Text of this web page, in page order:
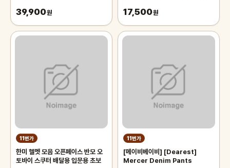
39,900원 17,500원
11번가
한미 헬멧 모음 오픈페이스 반모 오
토바이 스쿠터 배달용 입문용 초보
11번가
[메이비베이비] [Dearest]
Mercer Denim Pants